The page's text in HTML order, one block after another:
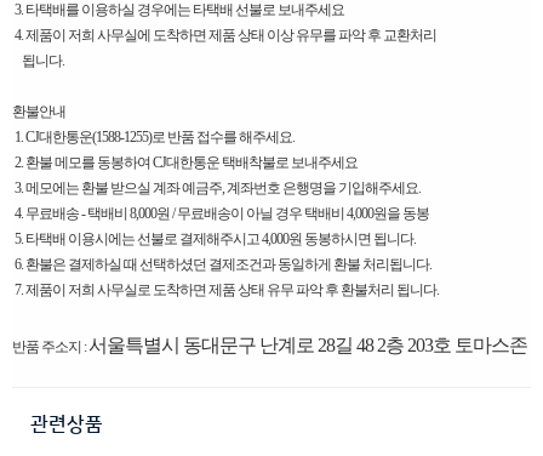
3. 타택배를 이용하실 경우에는 타택배 선불로 보내주세요
4. 제품이 저희 사무실에 도착하면 제품 상태 이상 유무를 파악 후 교환처리
됩니다.
환불안내
1. CJ대한통운(1588-1255)로 반품 접수를 해주세요.
2. 환불 메모를 동봉하여 CJ대한통운 택배착불로 보내주세요
3. 메모에는 환불 받으실 계좌 예금주, 계좌번호 은행명을 기입해주세요.
4. 무료배송 - 택배비 8,000원 / 무료배송이 아닐 경우 택배비 4,000원을 동봉
5. 타택배 이용시에는 선불로 결제해주시고 4,000원 동봉하시면 됩니다.
6. 환불은 결제하실 때 선택하셨던 결제조건과 동일하게 환불 처리됩니다.
7. 제품이 저희 사무실로 도착하면 제품 상태 유무 파악 후 환불처리 됩니다.
반품 주소지 :서울특별시 동대문구 난계로 28길 48 2층 203호 토마스존
관련상품